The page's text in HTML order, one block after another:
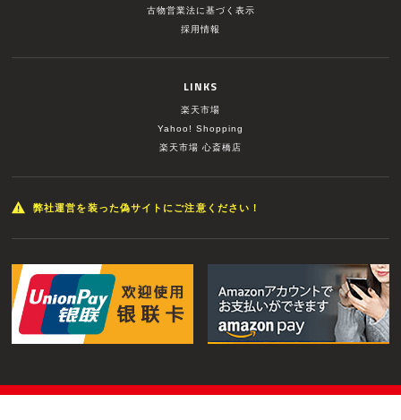
古物営業法に基づく表示
採用情報
LINKS
楽天市場
Yahoo! Shopping
楽天市場 心斎橋店
弊社運営を装った偽サイトにご注意ください！